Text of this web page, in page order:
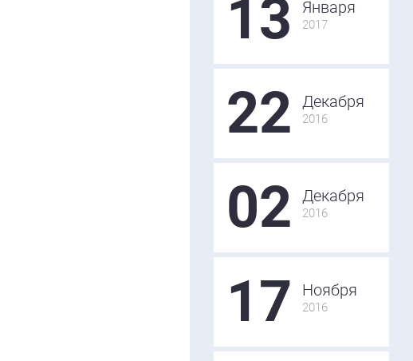
13 Января
2017
22 Декабря
2016
02 Декабря
2016
17 Ноября
2016